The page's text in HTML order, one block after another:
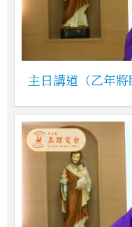
主日講道（乙年